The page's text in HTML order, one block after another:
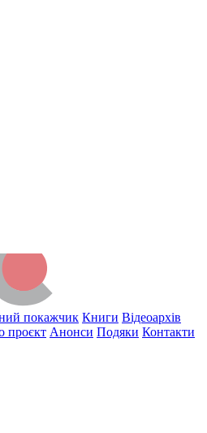
покажчик Книги Відеоархів
проєкт Анонси Подяки Контакти